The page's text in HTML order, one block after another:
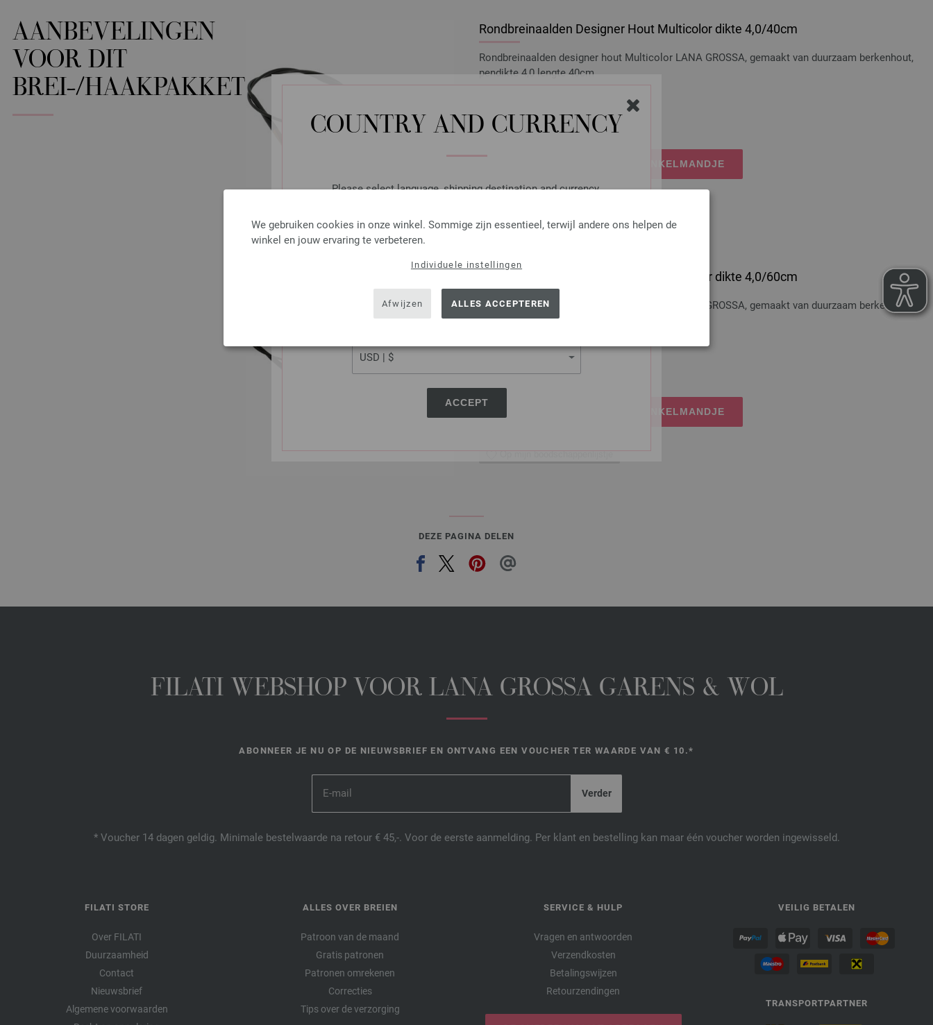
COUNTRY AND CURRENCY
Please select language, shipping destination and currency.
SHIPPING TO
USA - The United States of America
ACCEPT
We gebruiken cookies in onze winkel. Sommige zijn essentieel, terwijl andere ons helpen de
winkel en jouw ervaring te verbeteren.
Individuele instellingen
Afwijzen ALLES ACCEPTEREN
AANBEVELINGEN
VOOR DIT
BREI-/HAAKPAKKET
Rondbreinaalden Designer Hout Multicolor dikte 4,0/40cm
Rondbreinaalden designer hout Multicolor LANA GROSSA, gemaakt van duurzaam berkenhout,
pendikte 4,0 lengte 40cm
8,31 $ excl. btw, excl. verzendkosten
IN MIJN WINKELMANDJE
Rondbreinaalden Designer Hout Multicolor dikte 4,0/60cm
Rondbreinaalden designer hout Multicolor LANA GROSSA, gemaakt van duurzaam berkenhout,
pendikte 4,0 lengte 60cm
7,14 €
excl. btw, excl.
AANTAL
IN MIJN WINKELMANDJE
Op mijn boodschappenlijstje
DEZE PAGINA DELEN
FILATI WEBSHOP VOOR LANA GROSSA GARENS & WOL
ABONNEER JE NU OP DE NIEUWSBRIEF EN ONTVANG EEN VOUCHER TER WAARDE VAN € 10.*
* Voucher 14 dagen geldig. Minimale bestelwaarde na retour € 45,-. Voor de eerste aanmelding. Per klant en bestelling kan maar één voucher worden ingewisseld.
FILATI STORE
Over FILATI
Duurzaamheid
Contact
Nieuwsbrief
Algemene voorwaarden
ALLES OVER BREIEN
Patroon van de maand
Gratis patronen
Patronen omrekenen
Correcties
Tips over de verzorging
SERVICE & HULP
Vragen en antwoorden
Verzendkosten
Betalingswijzen
Retourzendingen
VEILIG BETALEN
TRANSPORTPARTNER